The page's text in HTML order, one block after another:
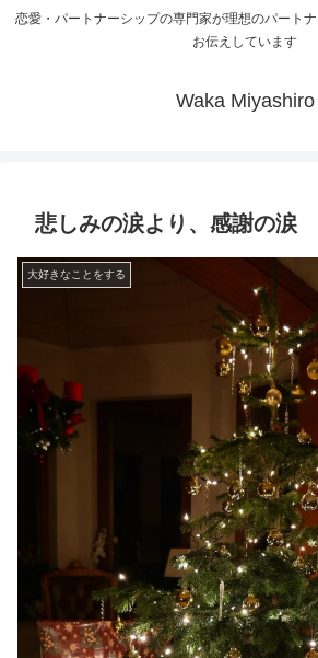
恋愛・パートナーシップの専門家が理想のパート
お伝えしています
Waka Miyashiro
悲しみの涙より、感謝の涙
大好きなことをする